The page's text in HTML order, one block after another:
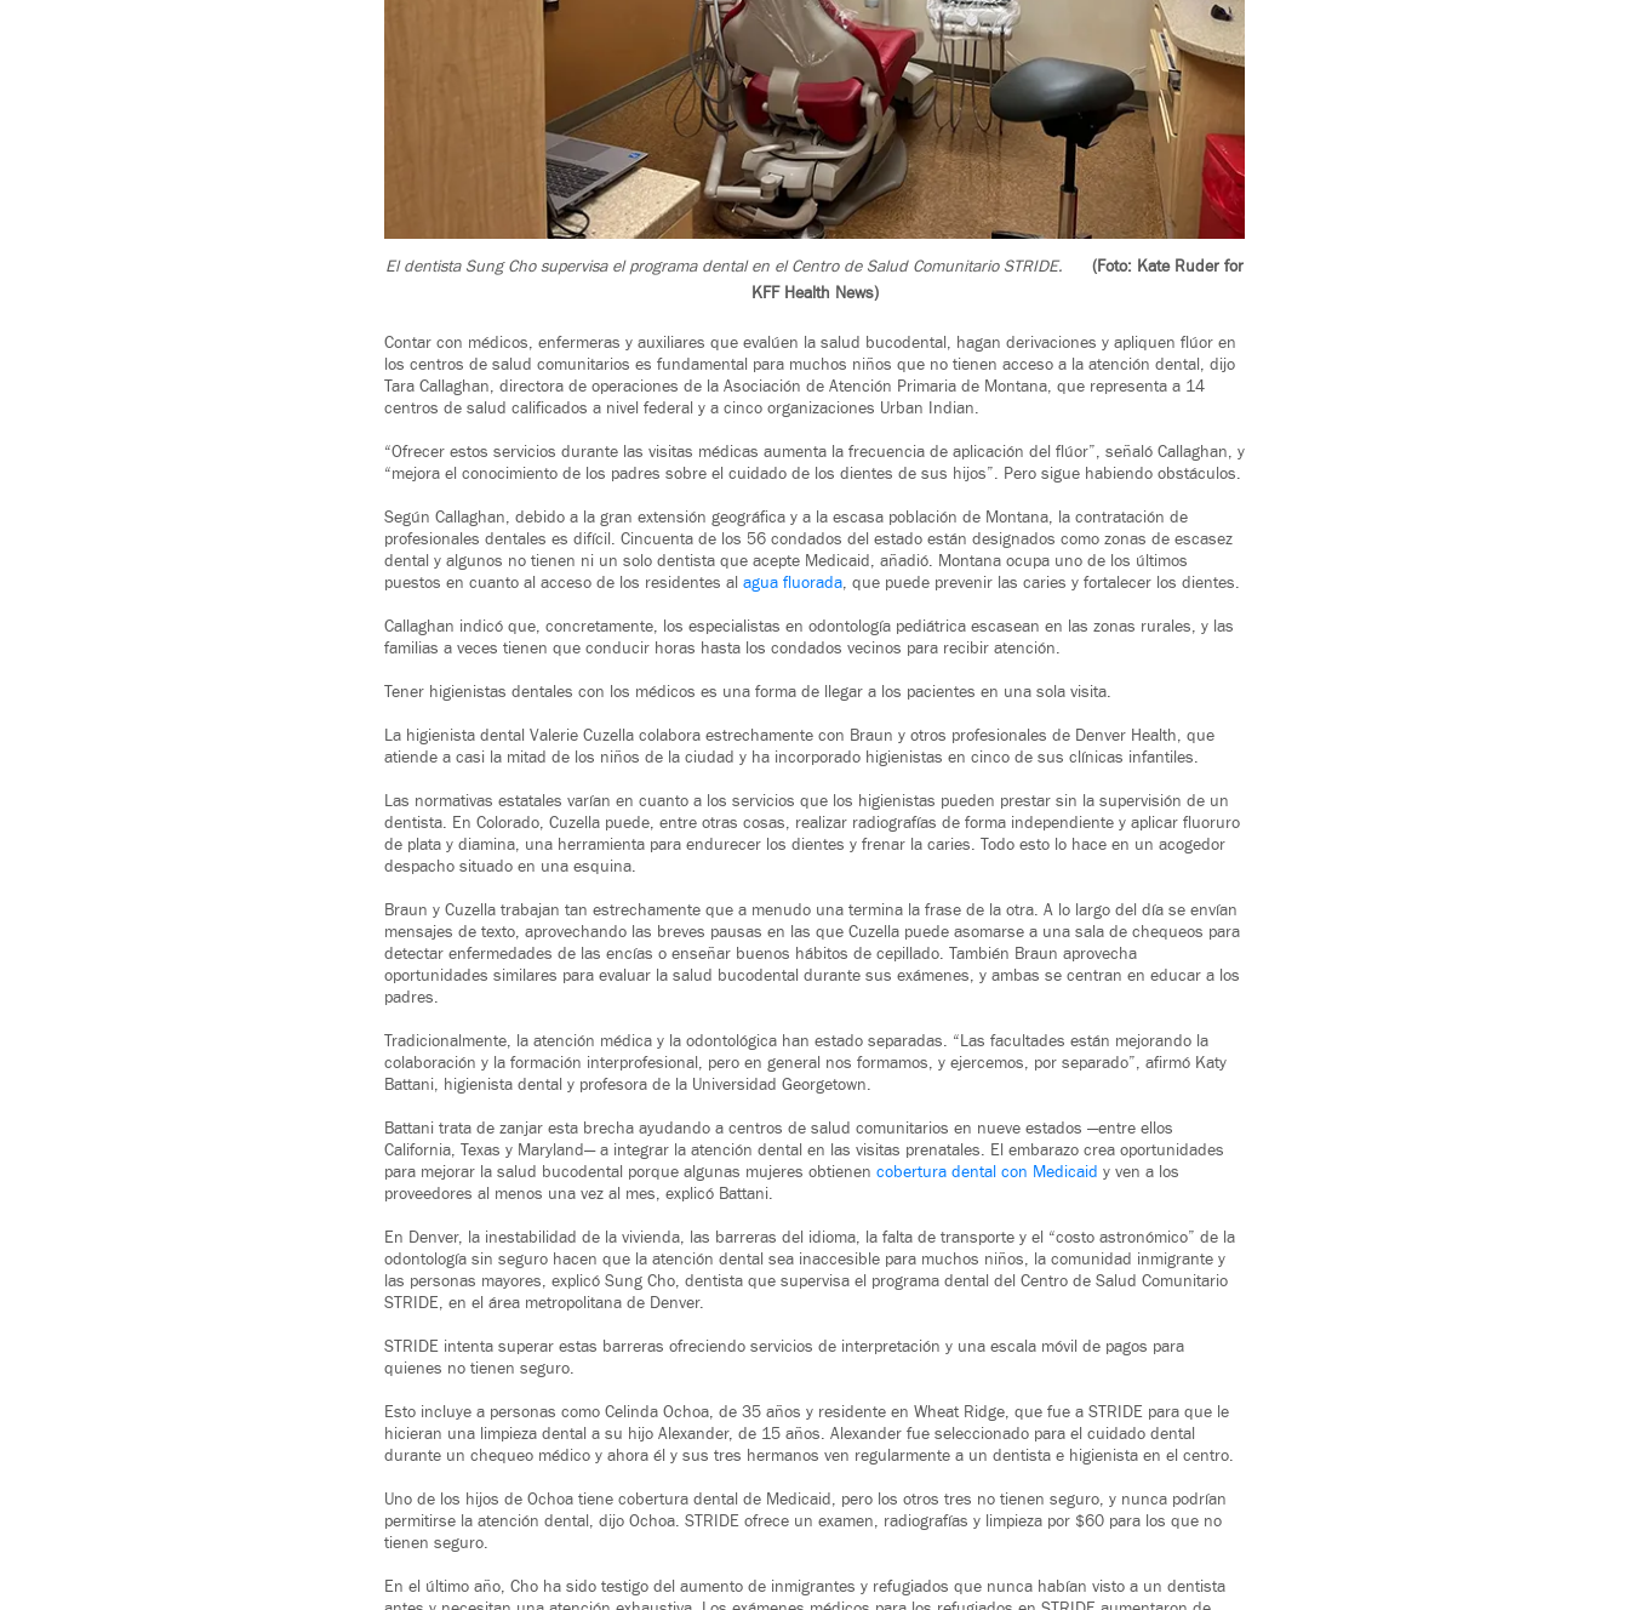
El dentista Sung Cho supervisa el programa dental en el Centro de Salud Comunitario STRIDE.
(Foto: Kate Ruder for
KFF Health News)
Contar con médicos, enfermeras y auxiliares que evalúen la salud bucodental, hagan derivaciones y apliquen flúor en
los centros de salud comunitarios es fundamental para muchos niños que no tienen acceso a la atención dental, dijo
Tara Callaghan, directora de operaciones de la Asociación de Atención Primaria de Montana, que representa a 14
centros de salud calificados a nivel federal y a cinco organizaciones Urban Indian.
“Ofrecer estos servicios durante las visitas médicas aumenta la frecuencia de aplicación del flúor”, señaló Callaghan, y
“mejora el conocimiento de los padres sobre el cuidado de los dientes de sus hijos”. Pero sigue habiendo obstáculos.
Según Callaghan, debido a la gran extensión geográfica y a la escasa población de Montana, la contratación de
profesionales dentales es difícil. Cincuenta de los 56 condados del estado están designados como zonas de escasez
dental y algunos no tienen ni un solo dentista que acepte Medicaid, añadió. Montana ocupa uno de los últimos
puestos en cuanto al acceso de los residentes al agua fluorada, que puede prevenir las caries y fortalecer los dientes.
Callaghan indicó que, concretamente, los especialistas en odontología pediátrica escasean en las zonas rurales, y las
familias a veces tienen que conducir horas hasta los condados vecinos para recibir atención.
Tener higienistas dentales con los médicos es una forma de llegar a los pacientes en una sola visita.
La higienista dental Valerie Cuzella colabora estrechamente con Braun y otros profesionales de Denver Health, que
atiende a casi la mitad de los niños de la ciudad y ha incorporado higienistas en cinco de sus clínicas infantiles.
Las normativas estatales varían en cuanto a los servicios que los higienistas pueden prestar sin la supervisión de un
dentista. En Colorado, Cuzella puede, entre otras cosas, realizar radiografías de forma independiente y aplicar fluoruro
de plata y diamina, una herramienta para endurecer los dientes y frenar la caries. Todo esto lo hace en un acogedor
despacho situado en una esquina.
Braun y Cuzella trabajan tan estrechamente que a menudo una termina la frase de la otra. A lo largo del día se envían
mensajes de texto, aprovechando las breves pausas en las que Cuzella puede asomarse a una sala de chequeos para
detectar enfermedades de las encías o enseñar buenos hábitos de cepillado. También Braun aprovecha
oportunidades similares para evaluar la salud bucodental durante sus exámenes, y ambas se centran en educar a los
padres.
Tradicionalmente, la atención médica y la odontológica han estado separadas. “Las facultades están mejorando la
colaboración y la formación interprofesional, pero en general nos formamos, y ejercemos, por separado”, afirmó Katy
Battani, higienista dental y profesora de la Universidad Georgetown.
Battani trata de zanjar esta brecha ayudando a centros de salud comunitarios en nueve estados —entre ellos
California, Texas y Maryland— a integrar la atención dental en las visitas prenatales. El embarazo crea oportunidades
para mejorar la salud bucodental porque algunas mujeres obtienen cobertura dental con Medicaid y ven a los
proveedores al menos una vez al mes, explicó Battani.
En Denver, la inestabilidad de la vivienda, las barreras del idioma, la falta de transporte y el “costo astronómico” de la
odontología sin seguro hacen que la atención dental sea inaccesible para muchos niños, la comunidad inmigrante y
las personas mayores, explicó Sung Cho, dentista que supervisa el programa dental del Centro de Salud Comunitario
STRIDE, en el área metropolitana de Denver.
STRIDE intenta superar estas barreras ofreciendo servicios de interpretación y una escala móvil de pagos para
quienes no tienen seguro.
Esto incluye a personas como Celinda Ochoa, de 35 años y residente en Wheat Ridge, que fue a STRIDE para que le
hicieran una limpieza dental a su hijo Alexander, de 15 años. Alexander fue seleccionado para el cuidado dental
durante un chequeo médico y ahora él y sus tres hermanos ven regularmente a un dentista e higienista en el centro.
Uno de los hijos de Ochoa tiene cobertura dental de Medicaid, pero los otros tres no tienen seguro, y nunca podrían
permitirse la atención dental, dijo Ochoa. STRIDE ofrece un examen, radiografías y limpieza por $60 para los que no
tienen seguro.
En el último año, Cho ha sido testigo del aumento de inmigrantes y refugiados que nunca habían visto a un dentista